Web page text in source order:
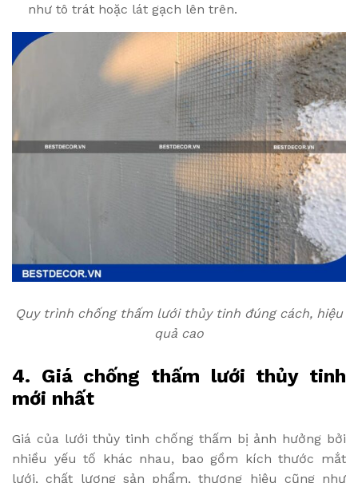
như tô trát hoặc lát gạch lên trên.
Quy trình chống thấm lưới thủy tinh đúng cách, hiệu
quả cao
4. Giá chống thấm lưới thủy tinh
mới nhất
Giá của lưới thủy tinh chống thấm bị ảnh hưởng bởi
nhiều yếu tố khác nhau, bao gồm kích thước mắt
lưới, chất lượng sản phẩm, thương hiệu cũng như